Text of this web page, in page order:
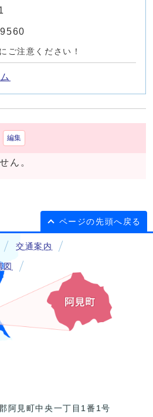
ご注意ください！
編集
ん。
ページの先頭へ戻る
交通案内
図
阿見町中央一丁目1番1号